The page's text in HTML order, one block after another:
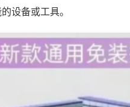
设备或工具。